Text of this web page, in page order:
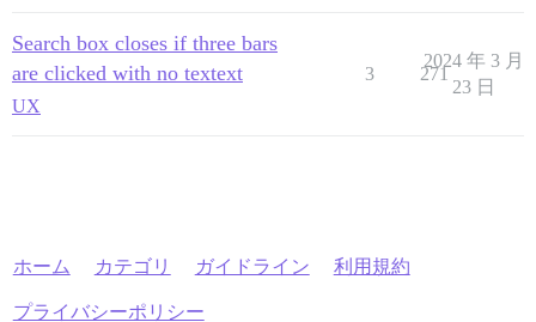
Search box closes if three bars
are clicked with no textext
UX
3 271
2024 年 3 月
23 日
ホーム カテゴリ ガイドライン 利用規約
プライバシーポリシー